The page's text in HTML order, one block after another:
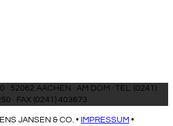
AACHEN · AM DOM · TEL. (0241)
32250 · FAX (0241) 403673
© 2022 Copyright, CLEMENS JANSEN & CO. • IMPRESSUM •